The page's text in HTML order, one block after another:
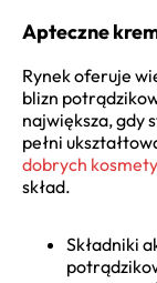
Apteczne
Rynek oferuje
blizn
największa, gdy
pełni
dobrych
skład.
Składniki